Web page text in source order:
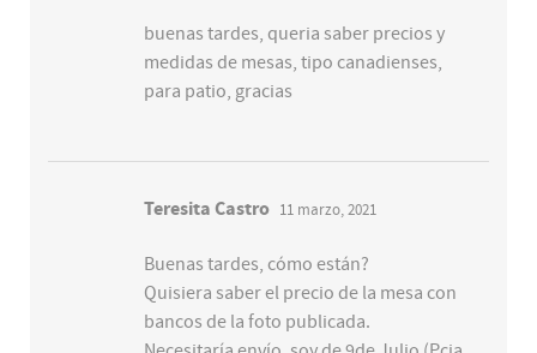
buenas tardes, queria saber precios y
medidas de mesas, tipo canadienses,
para patio, gracias
Teresita Castro 11 marzo, 2021
Buenas tardes, cómo están?
Quisiera saber el precio de la mesa con
bancos de la foto publicada.